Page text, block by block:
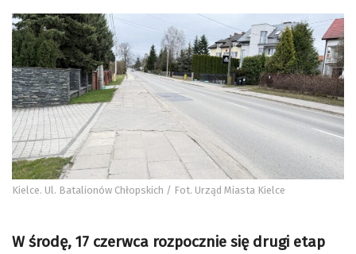
Kielce. Ul. Batalionów Chłopskich / Fot. Urząd Miasta Kielce
W środę, 17 czerwca rozpocznie się drugi etap